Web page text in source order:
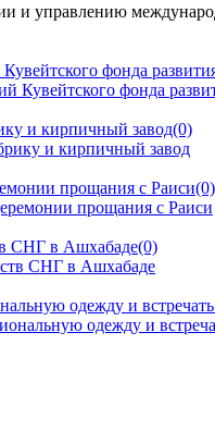
и управлению
фонда
и кирпичный завод(0)
прощания с Раиси(0)
СНГ в Ашхабаде(0)
одежду и